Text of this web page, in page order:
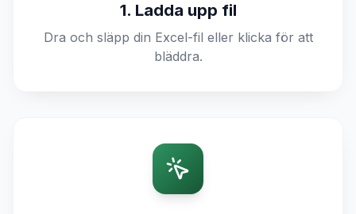
1. Ladda upp fil
Dra och släpp din Excel-fil eller klicka för att
bläddra.